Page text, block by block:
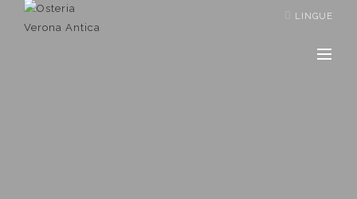
LINGUE